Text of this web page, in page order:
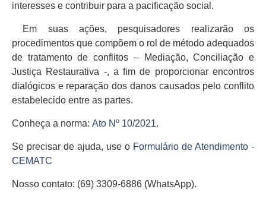
interesses e contribuir para a pacificação social.
Em suas ações, pesquisadores realizarão os
procedimentos que compõem o rol de método adequados
de tratamento de conflitos – Mediação, Conciliação e
Justiça Restaurativa -, a fim de proporcionar encontros
dialógicos e reparação dos danos causados pelo conflito
estabelecido entre as partes.
Conheça a norma: Ato Nº 10/2021.
Se precisar de ajuda, use o Formulário de Atendimento -
CEMATC
Nosso contato: (69) 3309-6886 (WhatsApp).